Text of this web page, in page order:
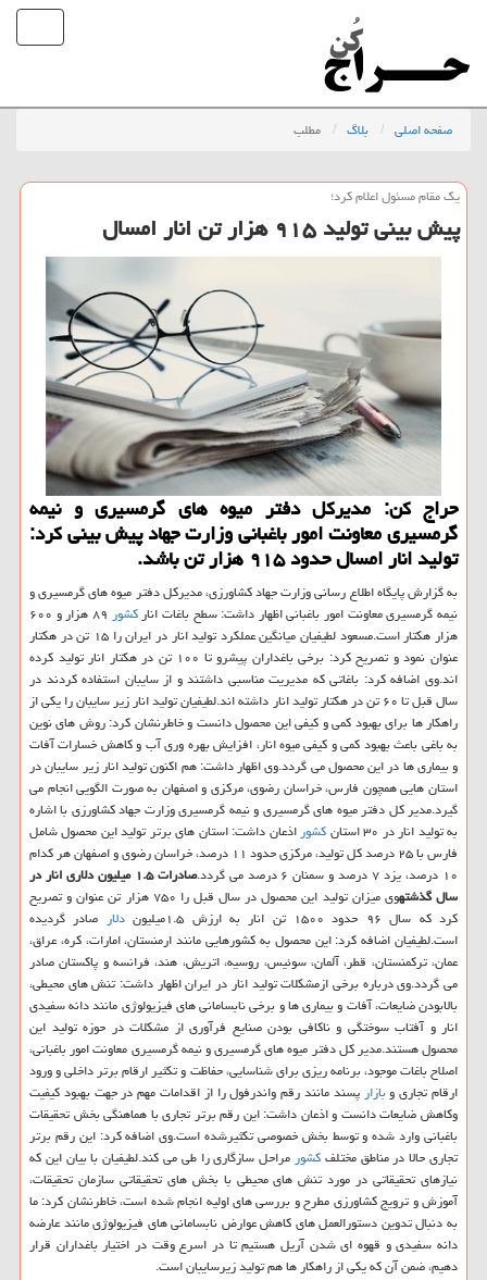
صفحه اصلی بلاگ مطلب
یك مقام مسئول اعلام كرد؛
پیش بینی تولید ۹۱۵ هزار تن انار امسال
حراج كن: مدیركل دفتر میوه های گرمسیری و نیمه
گرمسیری معاونت امور باغبانی وزارت جهاد پیش بینی كرد:
تولید انار امسال حدود ۹۱۵ هزار تن باشد.
به گزارش پایگاه اطلاع رسانی وزارت جهاد كشاورزی، مدیركل دفتر میوه های گرمسیری و
نیمه گرمسیری معاونت امور باغبانی اظهار داشت: سطح باغات اناركشور
۸۹ هزار و ۶۰۰
هزار هكتار است.مسعود لطیفیان میانگین عملكرد تولید انار در ایران را ۱۵ تن در هكتار
عنوان نمود و تصریح كرد: برخی باغداران پیشرو تا ۱۰۰ تن در هكتار انار تولید كرده
اند.وی اضافه كرد: باغاتی كه مدیریت مناسبی داشتند و از سایبان استفاده كردند در
سال قبل تا ۶۰ تن در هكتار تولید انار داشته اند.لطیفیان تولید انار زیر سایبان را یكی از
راهكار ها برای بهبود كمی و كیفی این محصول دانست و خاطرنشان كرد: روش های نوین
به باغی باعث بهبود كمی و كیفی میوه انار، افزایش بهره وری آب و كاهش خسارات آفات
و بیماری ها در این محصول می گردد.وی اظهار داشت: هم اكنون تولید انار زیر سایبان در
استان هایی همچون فارس، خراسان رضوی، مركزی و اصفهان به صورت الگویی انجام می
گیرد.مدیر كل دفتر میوه های گرمسیری و نیمه گرمسیری وزارت جهاد كشاورزی با اشاره
به تولید انار در ۳۰ استان
كشوراذعان داشت: استان های برتر تولید این محصول شامل
فارس با ۲۵ درصد كل تولید، مركزی حدود ۱۱ درصد، خراسان رضوی و اصفهان هر كدام
۱۰ درصد، یزد ۷ درصد و سمنان ۶ درصد می گردد.
صادرات ۱.۵ میلیون دلاری انار در
سال گذشته
وی میزان تولید این محصول در سال قبل را ۷۵۰ هزار تن عنوان و تصریح
كرد كه سال ۹۶ حدود ۱۵۰۰ تن انار به ارزش ۱.۵میلیون
دلار صادر گردیده
است.لطیفیان اضافه كرد: این محصول به كشورهایی مانند ارمنستان، امارات، كره، عراق،
عمان، تركمنستان، قطر، آلمان، سوئیس، روسیه، اتریش، هند، فرانسه و پاكستان صادر
می گردد.وی درباره برخی ازمشكلات تولید انار در ایران اظهار داشت: تنش های محیطی،
بالابودن ضایعات، آفات و بیماری ها و برخی نابسامانی های فیزیولوژی مانند دانه سفیدی
انار و آفتاب سوختگی و ناكافی بودن صنایع فرآوری از مشكلات در حوزه تولید این
محصول هستند.مدیر كل دفتر میوه های گرمسیری و نیمه گرمسیری معاونت امور باغبانی،
اصلاح باغات موجود، برنامه ریزی برای شناسایی، حفاظت و تكثیر ارقام برتر داخلی و ورود
ارقام تجاری وبازارپسند مانند رقم واندرفول را از اقدامات مهم در جهت بهبود كیفیت
وكاهش ضایعات دانست و اذعان داشت: این رقم برتر تجاری با هماهنگی بخش تحقیقات
باغبانی وارد شده و توسط بخش خصوصی تكثیرشده است.وی اضافه كرد: این رقم برتر
تجاری حالا در مناطق مختلفكشورمراحل سازگاری را طی می كند.لطیفیان با بیان این كه
نیازهای تحقیقاتی در مورد تنش های محیطی با بخش های تحقیقاتی سازمان تحقیقات،
آموزش و ترویج كشاورزی مطرح و بررسی های اولیه انجام شده است، خاطرنشان كرد: ما
به دنبال تدوین دستورالعمل های كاهش عوارض نابسامانی های فیزیولوژی مانند عارضه
دانه سفیدی و قهوه ای شدن آریل هستیم تا در اسرع وقت در اختیار باغداران قرار
دهیم، ضمن آن كه یكی از راهكار ها هم تولید زیرسایبان است.